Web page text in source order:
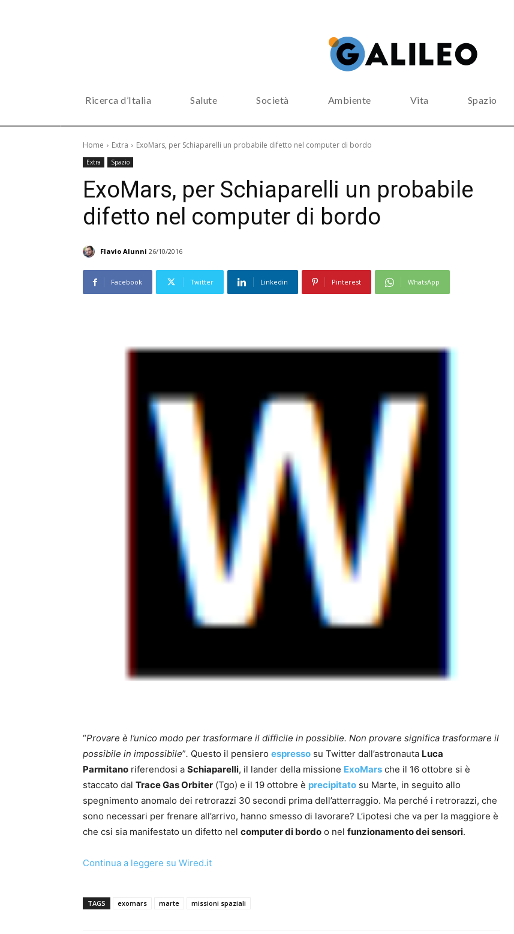
Ricerca d’Italia Salute Società Ambiente Vita Spazio
Home Extra ExoMars, per Schiaparelli un probabile difetto nel computer di bordo
Extra Spazio
ExoMars, per Schiaparelli un probabile
difetto nel computer di bordo
Flavio Alunni 26/10/2016
Facebook Twitter Linkedin Pinterest WhatsApp
“Provare è l’unico modo per trasformare il difficile in possibile. Non provare significa trasformare il
possibile in impossibile”. Questo il pensiero espresso su Twitter dall’astronauta Luca
Parmitano riferendosi a Schiaparelli, il lander della missione ExoMars che il 16 ottobre si è
staccato dal Trace Gas Orbiter (Tgo) e il 19 ottobre è precipitato su Marte, in seguito allo
spegnimento anomalo dei retrorazzi 30 secondi prima dell’atterraggio. Ma perché i retrorazzi, che
sono necessari per frenare all’arrivo, hanno smesso di lavorare? L’ipotesi che va per la maggiore è
che csi sia manifestato un difetto nel computer di bordo o nel funzionamento dei sensori.
Continua a leggere su Wired.it
TAGS exomars marte missioni spaziali